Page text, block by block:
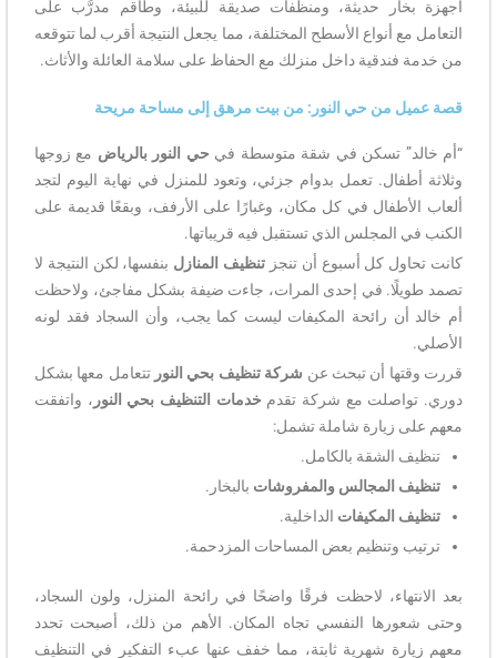
أجهزة بخار حديثة، ومنظفات صديقة للبيئة، وطاقم مدرَّب على
التعامل مع أنواع الأسطح المختلفة، مما يجعل النتيجة أقرب لما تتوقعه
من خدمة فندقية داخل منزلك مع الحفاظ على سلامة العائلة والأثاث.
قصة عميل من حي النور: من بيت مرهق إلى مساحة مريحة
“أم خالد” تسكن في شقة متوسطة في حي النور بالرياض مع زوجها
وثلاثة أطفال. تعمل بدوام جزئي، وتعود للمنزل في نهاية اليوم لتجد
ألعاب الأطفال في كل مكان، وغبارًا على الأرفف، وبقعًا قديمة على
الكنب في المجلس الذي تستقبل فيه قريباتها.
كانت تحاول كل أسبوع أن تنجز تنظيف المنازل بنفسها، لكن النتيجة لا
تصمد طويلًا. في إحدى المرات، جاءت ضيفة بشكل مفاجئ، ولاحظت
أم خالد أن رائحة المكيفات ليست كما يجب، وأن السجاد فقد لونه
الأصلي.
قررت وقتها أن تبحث عن شركة تنظيف بحي النور تتعامل معها بشكل
دوري. تواصلت مع شركة تقدم خدمات التنظيف بحي النور ، واتفقت
معهم على زيارة شاملة تشمل:
تنظيف الشقة بالكامل.
تنظيف المجالس والمفروشات بالبخار.
تنظيف المكيفات الداخلية.
ترتيب وتنظيم بعض المساحات المزدحمة.
بعد الانتهاء، لاحظت فرقًا واضحًا في رائحة المنزل، ولون السجاد،
وحتى شعورها النفسي تجاه المكان. الأهم من ذلك، أصبحت تحدد
معهم زيارة شهرية ثابتة، مما خفف عنها عبء التفكير في التنظيف